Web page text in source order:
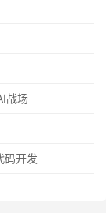
战场
码开发